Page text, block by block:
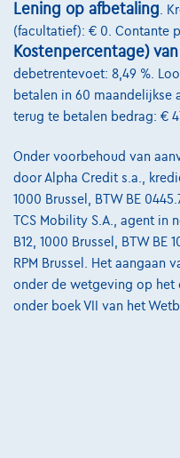
Lening op afbetaling .
(facultatief): € 0. Contante
Kostenpercentage)
debetrentevoet: 8,49 %.
betalen in 60 maandelijkse
terug te betalen bedrag: €
Onder voorbehoud van
door Alpha Credit s.a.,
1000 Brussel, BTW BE
TCS Mobility S.A., agent in
B12, 1000 Brussel, BTW BE
RPM Brussel. Het aangaan
onder de wetgeving op het
onder boek VII van het
Onze partners
Onze team
Contact
Algemene Voorwaarden
Bijstandsvoorwaarden
Cookiebeleid